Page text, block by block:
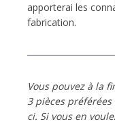
apporterai les
fabrication.
Vous pouvez à la
3 pièces
ci. Si vous en